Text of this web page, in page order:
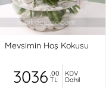
Mevsimin Hoş Kokusu
3036 ,00
TL
KDV
Dahil